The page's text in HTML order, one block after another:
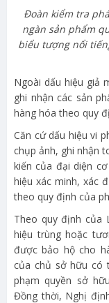
Đoàn kiểm tra
ngàn sản phẩm
biểu tượng nổi
Ngoài dấu hiệu giả
ghi nhận các sản
hàng hóa theo quy
Căn cứ dấu hiệu vi
chụp ảnh, ghi nhận
kiến của đại diện
hiệu xác minh, xác
theo quy định của
Theo quy định của
hiệu trùng hoặc
được bảo hộ cho
của chủ sở hữu có
phạm quyền sở
Đồng thời, Nghị